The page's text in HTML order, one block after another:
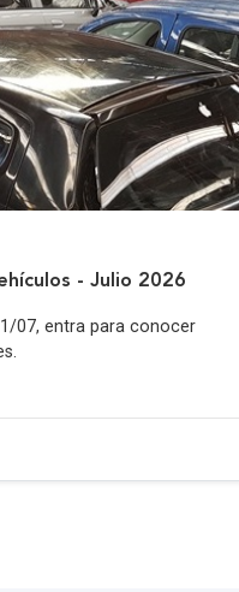
- Julio 2026
07, entra para conocer